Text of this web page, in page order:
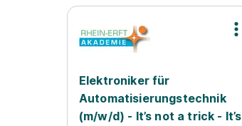
Elektroniker für
Automatisierungstechnik
(m/w/d) - It’s not a trick - It’s